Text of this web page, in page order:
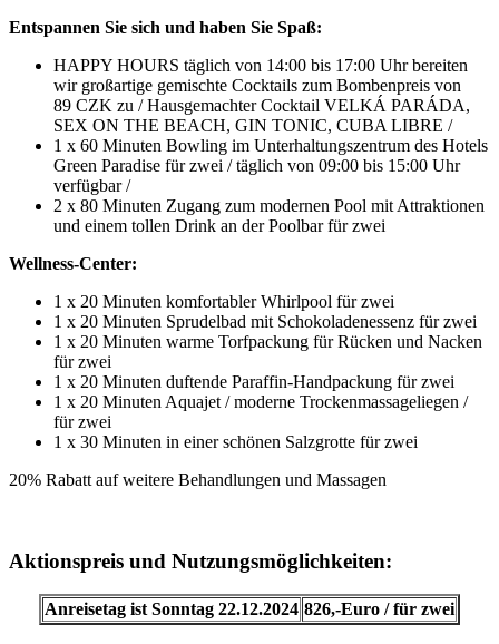
Entspannen Sie sich und haben Sie Spaß:
HAPPY HOURS täglich von 14:00 bis 17:00 Uhr bereiten
wir großartige gemischte Cocktails zum Bombenpreis von
89 CZK zu / Hausgemachter Cocktail VELKÁ PARÁDA,
SEX ON THE BEACH, GIN TONIC, CUBA LIBRE /
1 x 60 Minuten Bowling im Unterhaltungszentrum des Hotels
Green Paradise für zwei / täglich von 09:00 bis 15:00 Uhr
verfügbar /
2 x 80 Minuten Zugang zum modernen Pool mit Attraktionen
und einem tollen Drink an der Poolbar für zwei
Wellness-Center:
1 x 20 Minuten komfortabler Whirlpool für zwei
1 x 20 Minuten Sprudelbad mit Schokoladenessenz für zwei
1 x 20 Minuten warme Torfpackung für Rücken und Nacken
für zwei
1 x 20 Minuten duftende Paraffin-Handpackung für zwei
1 x 20 Minuten Aquajet / moderne Trockenmassageliegen /
für zwei
1 x 30 Minuten in einer schönen Salzgrotte für zwei
20% Rabatt auf weitere Behandlungen und Massagen
Aktionspreis und Nutzungsmöglichkeiten:
Anreisetag ist Sonntag 22.12.2024 826,-Euro / für zwei